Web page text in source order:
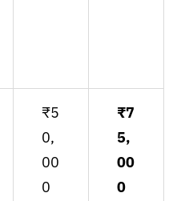
₹5
0,
00
0
₹7
5,
00
0